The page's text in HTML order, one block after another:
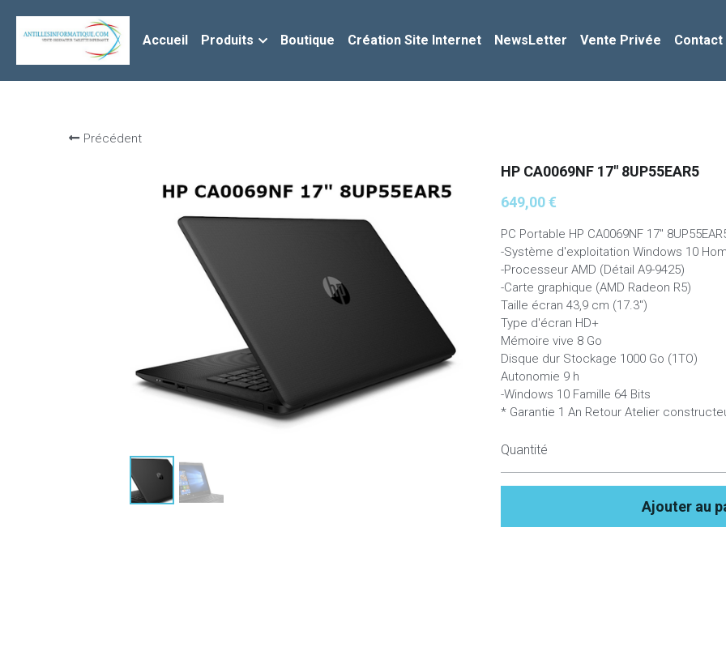
Accueil Produits Boutique Création Site Internet NewsLetter Vente Privée Contact
Précédent
HP CA0069NF 17" 8UP55EAR5
649,00 €
PC Portable HP CA0069NF 17"
-Système d'exploitation Windows 10
-Processeur AMD (Détail A9-9425)
-Carte graphique (AMD Radeon R5)
Taille écran 43,9 cm (17.3")
Type d'écran HD+
Mémoire vive 8 Go
Disque dur Stockage 1000 Go (1TO)
Autonomie 9 h
-Windows 10 Famille 64 Bits
* Garantie 1 An Retour Atelier
Quantité
Ajouter au